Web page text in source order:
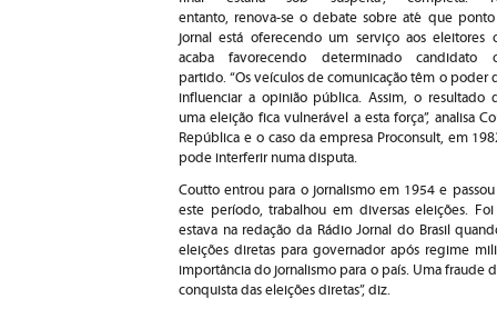
entanto, renova-se o debate sobre até que
jornal está oferecendo um serviço aos eleitores
acaba favorecendo determinado candidato
partido. “Os veículos de comunicação têm o poder
influenciar a opinião pública. Assim, o resultado
uma eleição fica vulnerável a esta força”, analisa
República e o caso da empresa Proconsult, em
pode interferir numa disputa.
Coutto entrou para o jornalismo em 1954 e
este período, trabalhou em diversas eleições.
estava na redação da Rádio Jornal do Brasil
eleições diretas para governador após regime
importância do jornalismo para o país. Uma fraude
conquista das eleições diretas”, diz.